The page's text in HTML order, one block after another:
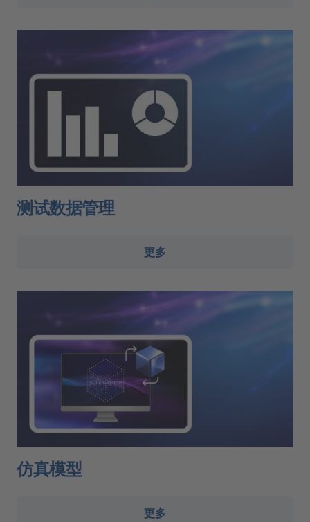
测试数据管理
更多
仿真模型
更多